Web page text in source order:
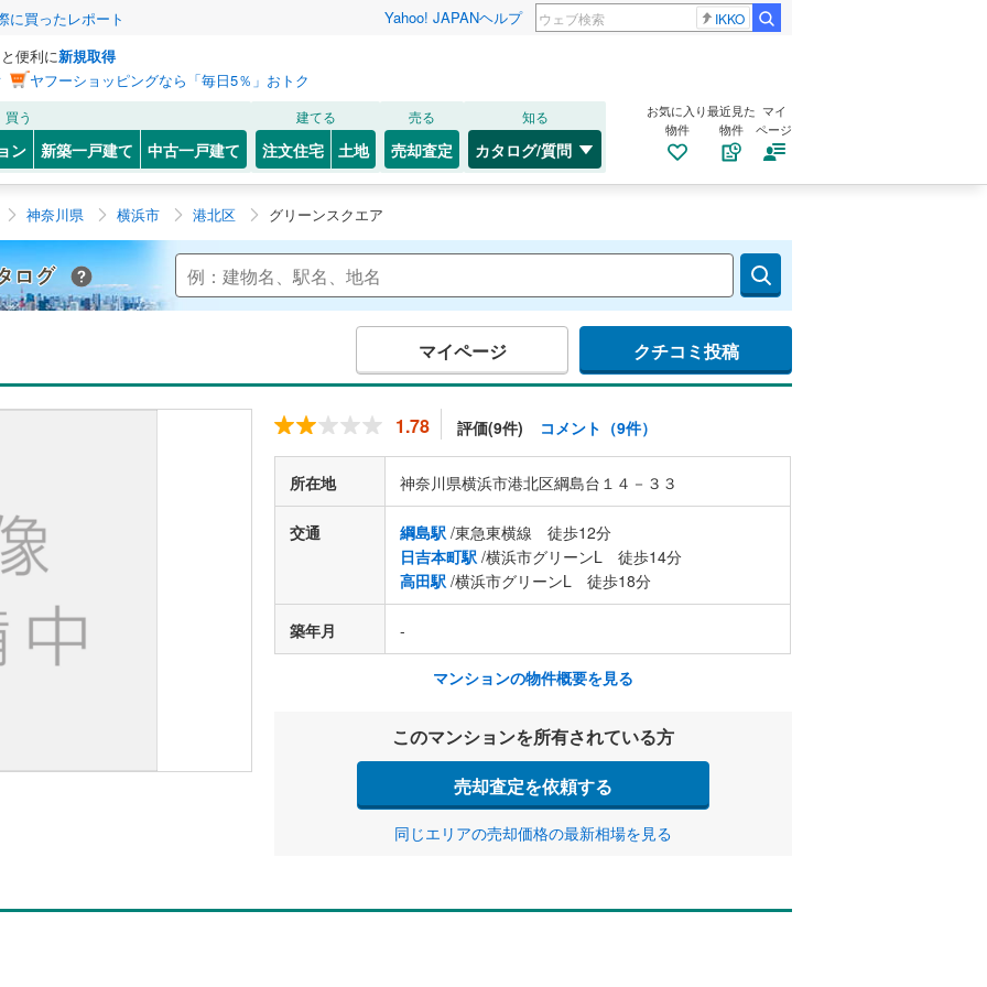
に買ったレポート Yahoo! JAPANヘルプ IKKO
便利に新規取得
ヤフーショッピングなら「毎日5％」おトク
買う
ン 新築一戸建て 中古一戸建て
建てる
注文住宅 土地
売る
売却査定
知る
カタログ/質問
お気に入り
物件
最近見た
物件
マイ
ページ
神奈川県 横浜市 港北区 グリーンスクエア
Yahoo!不動産 マンションカタログ
マイページ クチコミ投稿
1.78 評価(9件) コメント（9件）
所在地 神奈川県横浜市港北区綱島台１４－３３
交通 綱島駅 /東急東横線 徒歩12分
日吉本町駅 /横浜市グリーンL 徒歩14分
高田駅 /横浜市グリーンL 徒歩18分
築年月 -
マンションの物件概要を見る
このマンションを所有されている方
売却査定を依頼する
同じエリアの売却価格の最新相場を見る